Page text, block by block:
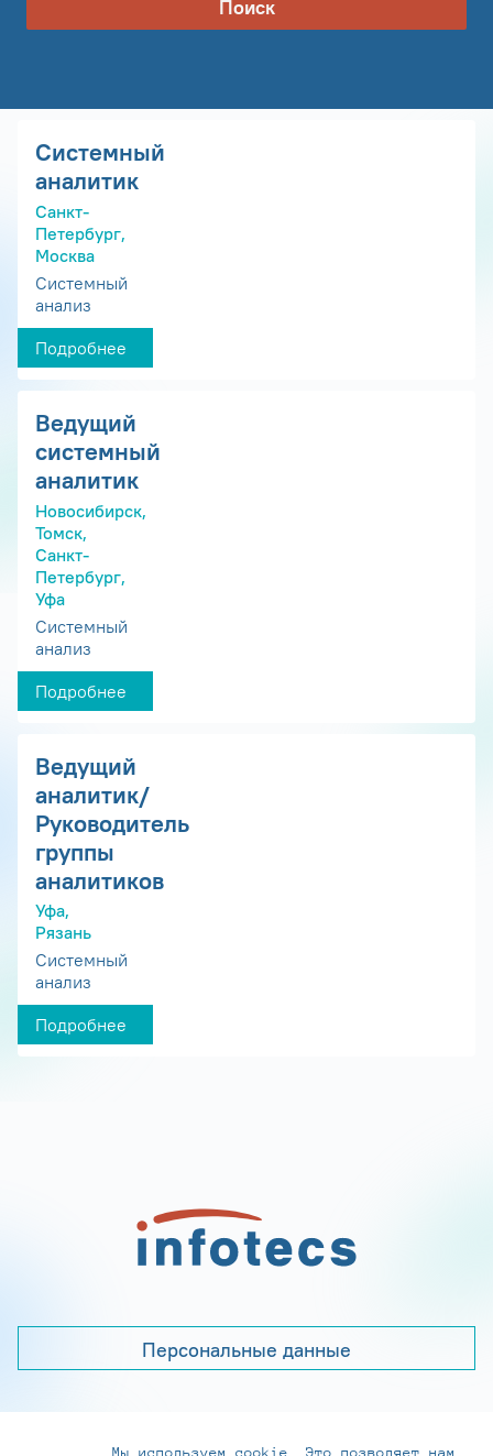
Поиск
Системный
аналитик
Санкт-
Петербург,
Москва
Системный
анализ
Подробнее
Ведущий
системный
аналитик
Новосибирск,
Томск,
Санкт-
Петербург,
Уфа
Системный
анализ
Подробнее
Ведущий
аналитик/
Руководитель
группы
аналитиков
Уфа,
Рязань
Системный
анализ
Подробнее
Персональные данные
Мы используем cookie. Это позволяет нам